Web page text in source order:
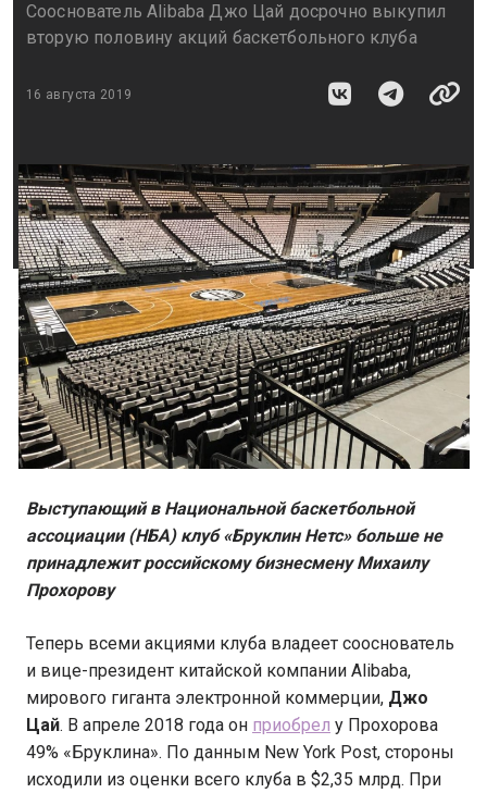
Сооснователь Alibaba Джо Цай досрочно выкупил
вторую половину акций баскетбольного клуба
16 августа 2019
Выступающий в Национальной баскетбольной
ассоциации (НБА) клуб «Бруклин Нетс» больше не
принадлежит российскому бизнесмену Михаилу
Прохорову
Теперь всеми акциями клуба владеет сооснователь
и вице-президент китайской компании Alibaba,
мирового гиганта электронной коммерции, Джо
Цай. В апреле 2018 года он приобрел у Прохорова
49% «Бруклина». По данным New York Post, стороны
исходили из оценки всего клуба в $2,35 млрд. При